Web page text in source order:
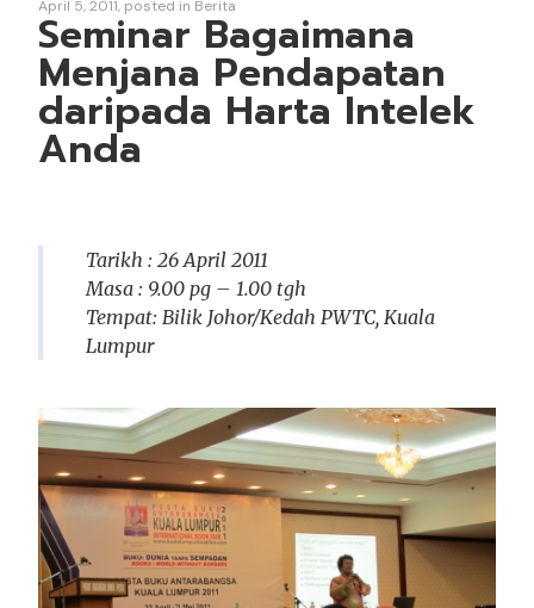
Seminar Bagaimana
Menjana Pendapatan
daripada Harta Intelek
Anda
April 5, 2011 posted in Berita
Tarikh : 26 April 2011
Masa : 9.00 pg – 1.00 tgh
Tempat: Bilik Johor/Kedah PWTC, Kuala
Lumpur